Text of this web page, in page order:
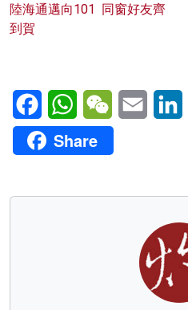
陸海通邁向101 同窗好友齊
到賀
FacebookWhatsAppWeChatEmail
Share